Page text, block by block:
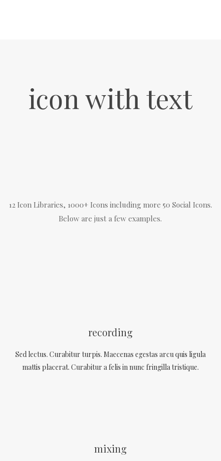
icon with text
12 Icon Libraries, 1000+ Icons including more 50 Social Icons.
Below are just a few examples.
recording
Sed lectus. Curabitur turpis. Maecenas egestas arcu quis ligula
mattis placerat. Curabitur a felis in nunc fringilla tristique.
mixing